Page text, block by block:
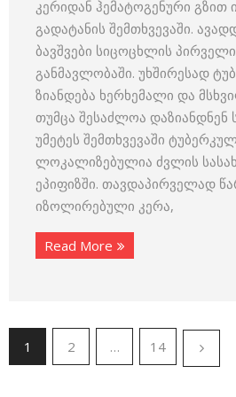
კერიდან ჰემატოგენური გზით
გადატანის შემთხვევაში.
ბავშვები სიცოცხლის
განმავლობაში. უხშირესად
ზიანდება ხერხემალი და
თუმცა შესაძლოა დაზიანდნენ
უმეტეს შემთხვევაში
ლოკალიზებულია ძვლის
ეპიფიზში. თავდაპირველად
იზოლირებული კერა,
Read More
1 2 … 14